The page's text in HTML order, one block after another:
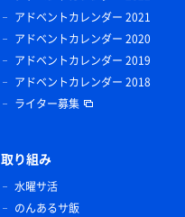
アドベントカレンダー 2021
アドベントカレンダー 2020
アドベントカレンダー 2019
アドベントカレンダー 2018
ライター募集
取り組み
水曜サ活
のんあるサ飯